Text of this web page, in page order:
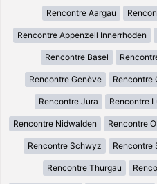
Rencontre Aargau
Rencontre Appenzell Innerrhoden
Rencontre Basel
Rencontre Genève Rencontre
Rencontre Jura Rencontre
Rencontre Nidwalden Rencontre
Rencontre Schwyz Rencontre
Rencontre Thurgau